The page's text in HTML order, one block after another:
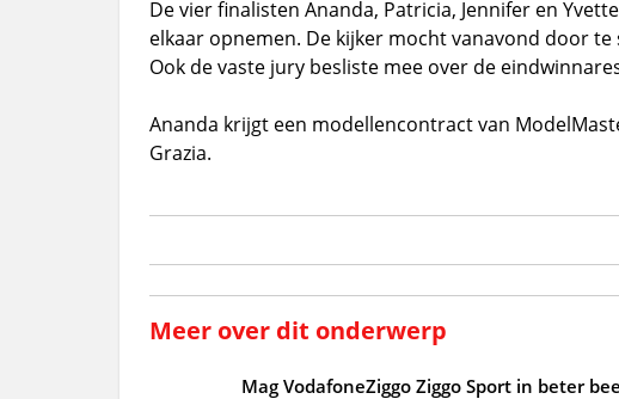
De vier finalisten Ananda, Patricia, Jennifer en
elkaar opnemen. De kijker mocht vanavond door
Ook de vaste jury besliste mee over de
Ananda krijgt een modellencontract van
Grazia.
Meer over dit onderwerp
Mag VodafoneZiggo Ziggo Sport in beter